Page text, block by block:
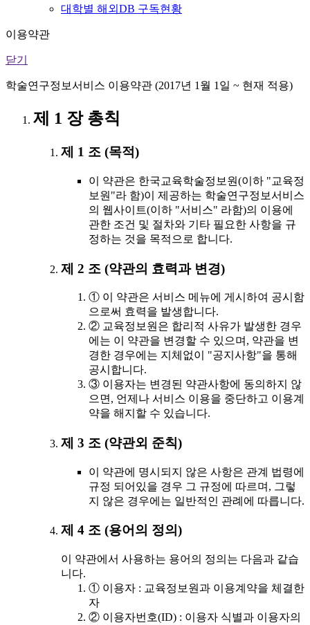
대학별 해외DB 구독현황
이용약관
닫기
학술연구정보서비스 이용약관 (2017년 1월 1일 ~ 현재 적용)
제 1 장 총칙
제 1 조 (목적)
이 약관은 한국교육학술정보원(이하 "교육정
보원"라 함)이 제공하는 학술연구정보서비스
의 웹사이트(이하 "서비스" 라함)의 이용에
관한 조건 및 절차와 기타 필요한 사항을 규
정하는 것을 목적으로 합니다.
제 2 조 (약관의 효력과 변경)
① 이 약관은 서비스 메뉴에 게시하여 공시함
으로써 효력을 발생합니다.
② 교육정보원은 합리적 사유가 발생한 경우
에는 이 약관을 변경할 수 있으며, 약관을 변
경한 경우에는 지체없이 "공지사항"을 통해
공시합니다.
③ 이용자는 변경된 약관사항에 동의하지 않
으면, 언제나 서비스 이용을 중단하고 이용계
약을 해지할 수 있습니다.
제 3 조 (약관외 준칙)
이 약관에 명시되지 않은 사항은 관계 법령에
규정 되어있을 경우 그 규정에 따르며, 그렇
지 않은 경우에는 일반적인 관례에 따릅니다.
제 4 조 (용어의 정의)
이 약관에서 사용하는 용어의 정의는 다음과 같습
니다.
① 이용자 : 교육정보원과 이용계약을 체결한
자
② 이용자번호(ID) : 이용자 식별과 이용자의